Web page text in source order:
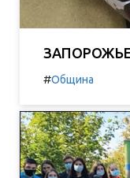
#Община